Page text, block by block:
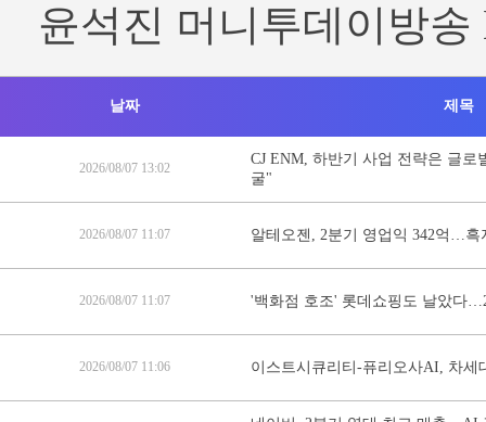
윤석진 머니투데이방
날짜 제목
2026/08/07 13:02
CJ ENM, 하반기 사업 전략은 글
굴"
2026/08/07 11:07 알테오젠, 2분기 영업익 342억…흑
2026/08/07 11:07 '백화점 호조' 롯데쇼핑도 날았다
2026/08/07 11:06 이스트시큐리티-퓨리오사AI, 차